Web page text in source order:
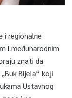
i regionalne
i međunarodnim
znati da
Bijela“ koji
Ustavnog